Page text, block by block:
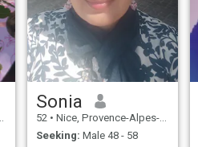
Sonia
52 • Nice, Provence-Alpes-Côte d'Azur, France
Seeking: Male 48 - 58